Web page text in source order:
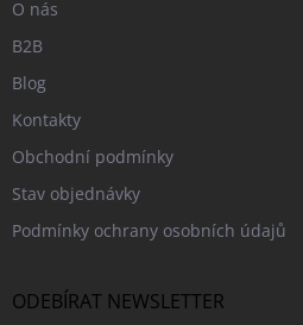
O nás
B2B
Blog
Kontakty
Obchodní podmínky
Stav objednávky
Podmínky ochrany osobních údajů
ODEBÍRAT NEWSLETTER